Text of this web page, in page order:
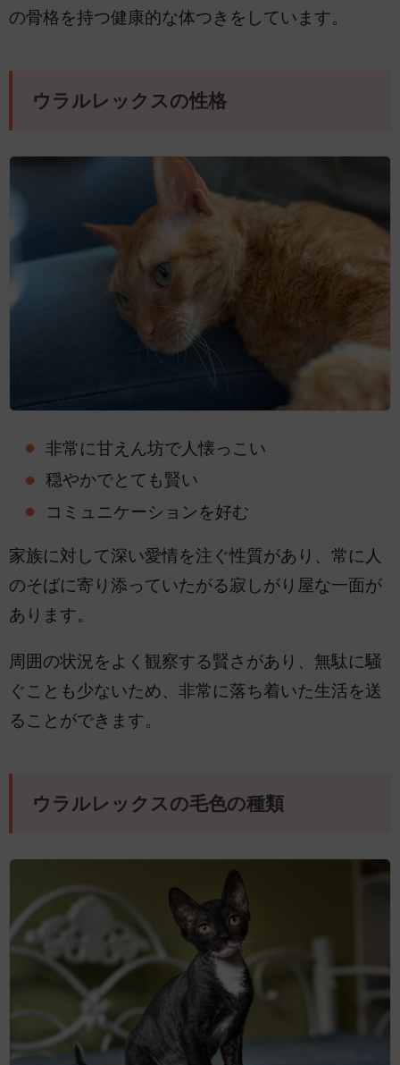
の骨格を持つ健康的な体つきをしています。
ウラルレックスの性格
非常に甘えん坊で人懐っこい
穏やかでとても賢い
コミュニケーションを好む
家族に対して深い愛情を注ぐ性質があり、常に人
のそばに寄り添っていたがる寂しがり屋な一面が
あります。
周囲の状況をよく観察する賢さがあり、無駄に騒
ぐことも少ないため、非常に落ち着いた生活を送
ることができます。
ウラルレックスの毛色の種類